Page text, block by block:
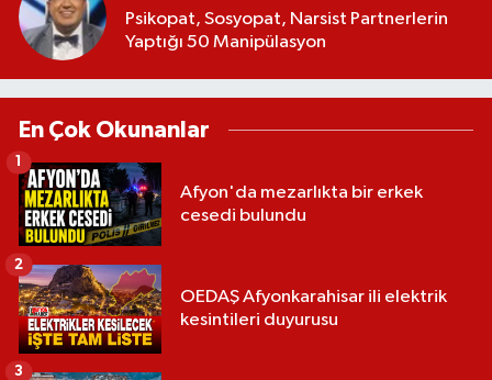
Psikopat, Sosyopat, Narsist Partnerlerin
Yaptığı 50 Manipülasyon
En Çok Okunanlar
Afyon'da mezarlıkta bir erkek
cesedi bulundu
1
OEDAŞ Afyonkarahisar ili elektrik
kesintileri duyurusu
2
3